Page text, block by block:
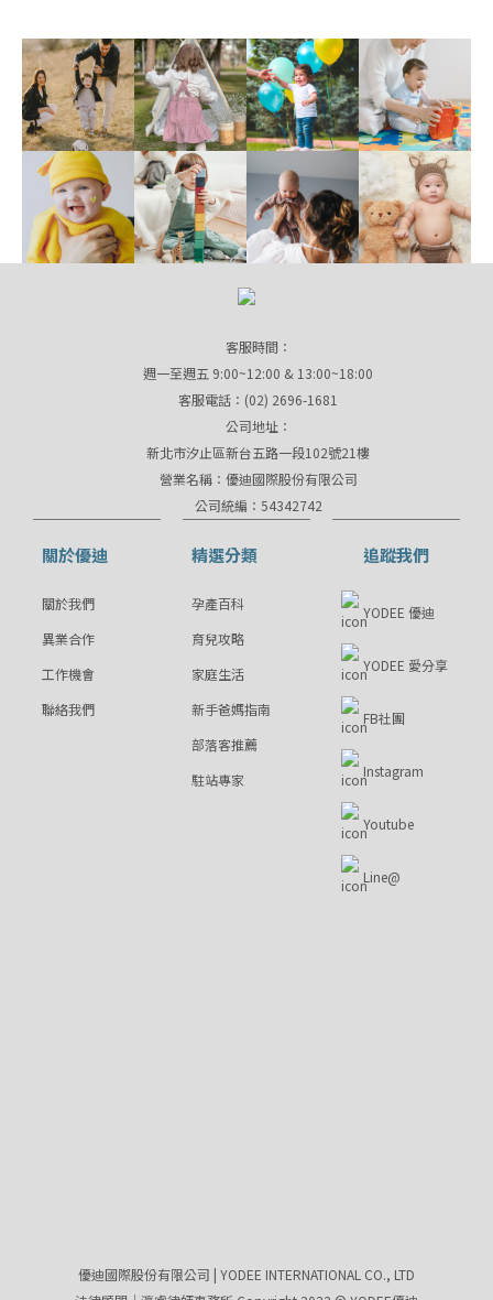
客服時間：
週一至週五 9:00~12:00 & 13:00~18:00
客服電話：(02) 2696-1681
公司地址：
新北市汐止區新台五路一段102號21樓
營業名稱：優迪國際股份有限公司
公司統編：54342742
關於優迪
關於我們
異業合作
工作機會
聯絡我們
精選分類
孕產百科
育兒攻略
家庭生活
新手爸媽指南
部落客推薦
駐站專家
追蹤我們
YODEE 優迪
YODEE 愛分享
FB社團
Instagram
Youtube
Line@
優迪國際股份有限公司 | YODEE INTERNATIONAL CO., LTD